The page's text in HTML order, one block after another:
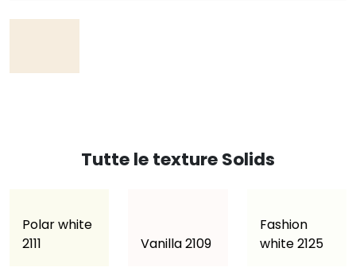
Tutte le texture Solids
Polar white
2111
Vanilla 2109
Fashion
white 2125